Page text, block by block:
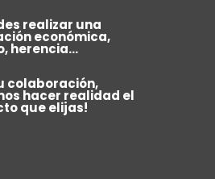
realizar una
económica,
herencia...
colaboración,
hacer realidad el
que elijas!